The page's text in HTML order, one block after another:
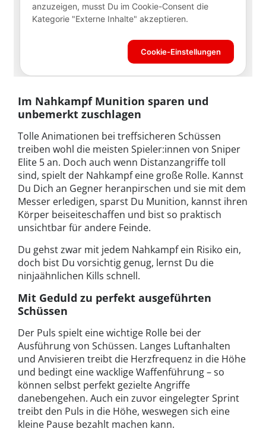
Im Nahkampf Munition sparen und
unbemerkt zuschlagen
Tolle Animationen bei treffsicheren Schüssen
treiben wohl die meisten Spieler:innen von Sniper
Elite 5 an. Doch auch wenn Distanzangriffe toll
sind, spielt der Nahkampf eine große Rolle. Kannst
Du Dich an Gegner heranpirschen und sie mit dem
Messer erledigen, sparst Du Munition, kannst ihren
Körper beiseiteschaffen und bist so praktisch
unsichtbar für andere Feinde.
Du gehst zwar mit jedem Nahkampf ein Risiko ein,
doch bist Du vorsichtig genug, lernst Du die
ninjaähnlichen Kills schnell.
Mit Geduld zu perfekt ausgeführten
Schüssen
Der Puls spielt eine wichtige Rolle bei der
Ausführung von Schüssen. Langes Luftanhalten
und Anvisieren treibt die Herzfrequenz in die Höhe
und bedingt eine wacklige Waffenführung – so
können selbst perfekt gezielte Angriffe
danebengehen. Auch ein zuvor eingelegter Sprint
treibt den Puls in die Höhe, weswegen sich eine
kleine Pause bezahlt machen kann.